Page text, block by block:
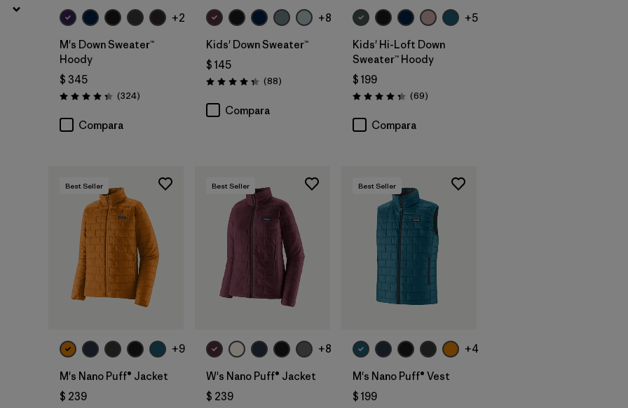
+2
M's Down Sweater™
Hoody
$ 345
Valoración: 4.4 / 5
(324Comentarios
)
Compara
+8
Kids' Down Sweater™
$ 145
Valoración: 4.3 / 5
(88Comentarios
)
Compara
+5
Kids' Hi-Loft Down
Sweater™ Hoody
$ 199
Valoración: 4.3 / 5
(69Comentarios
)
Compara
Best Seller
+9
M's Nano Puff® Jacket
$ 239
Best Seller
+8
W's Nano Puff® Jacket
$ 239
Best Seller
+4
M's Nano Puff® Vest
$ 199